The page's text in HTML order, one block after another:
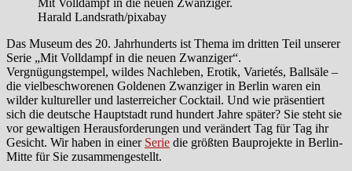
Harald Landsrath/pixabay
Das Museum des 20. Jahrhunderts ist Thema im dritten Teil unserer
Serie „Mit Volldampf in die neuen Zwanziger“.
Vergnügungstempel, wildes Nachleben, Erotik, Varietés, Ballsäle –
die vielbeschworenen Goldenen Zwanziger in Berlin waren ein
wilder kultureller und lasterreicher Cocktail. Und wie präsentiert
sich die deutsche Hauptstadt rund hundert Jahre später? Sie steht sie
vor gewaltigen Herausforderungen und verändert Tag für Tag ihr
Gesicht. Wir haben in einer Serie die größten Bauprojekte in Berlin-
Mitte für Sie zusammengestellt.